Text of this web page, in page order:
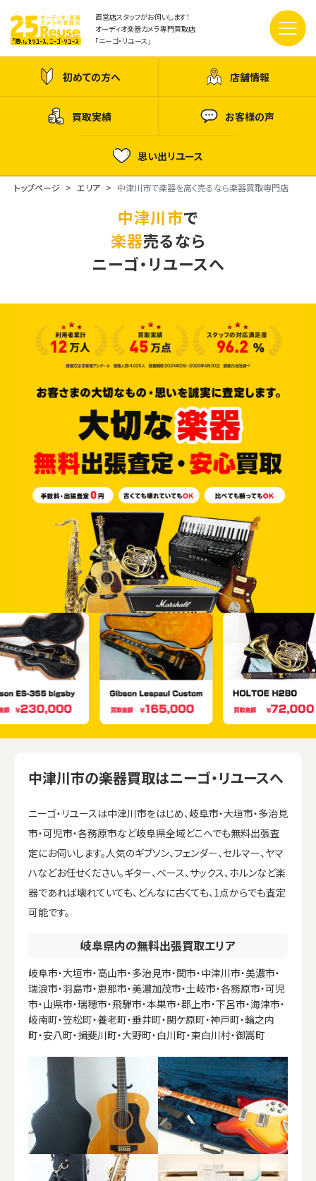
直営店スタッフがお伺いします！
オーディオ楽器カメラ専門買取店
「ニーゴ・リユース」
初めての方へ 店舗情報
買取実績 お客様の声
思い出リユース
トップページ エリア 中津川市で楽器を高く売るなら楽器買取専門店
中津川市で
楽器売るなら
ニーゴ・リユースへ
中津川市の楽器買取はニーゴ・リユースへ
ニーゴ・リユースは中津川市をはじめ、岐阜市・大垣市・多治見
市・可児市・各務原市など岐阜県全域どこへでも無料出張査
定にお伺いします。人気のギブソン、フェンダー、セルマー、ヤマ
ハなどお任せください。ギター、ベース、サックス、ホルンなど楽
器であれば壊れていても、どんなに古くても、1点からでも査定
可能です。
岐阜県内の無料出張買取エリア
岐阜市・大垣市・高山市・多治見市・関市・中津川市・美濃市・
瑞浪市・羽島市・恵那市・美濃加茂市・土岐市・各務原市・可児
市・山県市・瑞穂市・飛騨市・本巣市・郡上市・下呂市・海津市・
岐南町・笠松町・養老町・垂井町・関ケ原町・神戸町・輪之内
町・安八町・揖斐川町・大野町・白川町・東白川村・御嵩町